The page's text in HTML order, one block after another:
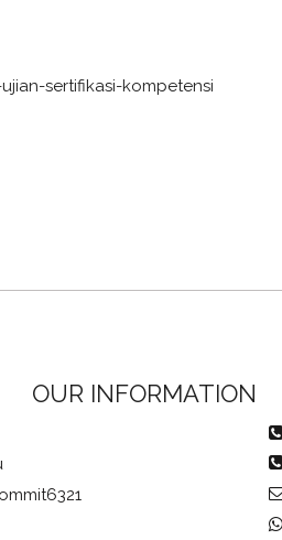
sertifikasi-kompetensi
OUR INFORMATION